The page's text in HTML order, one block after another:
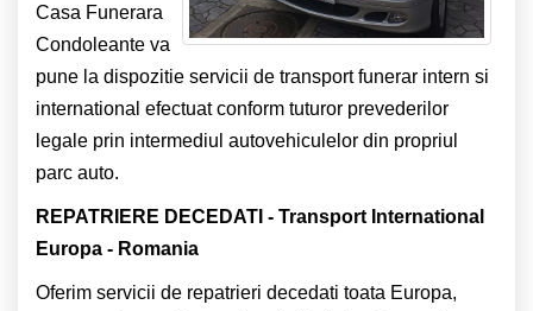
Casa Funerara
Condoleante va
pune la dispozitie servicii de transport funerar intern si
international efectuat conform tuturor prevederilor
legale prin intermediul autovehiculelor din propriul
parc auto.
REPATRIERE DECEDATI - Transport International
Europa - Romania
Oferim servicii de repatrieri decedati toata Europa,